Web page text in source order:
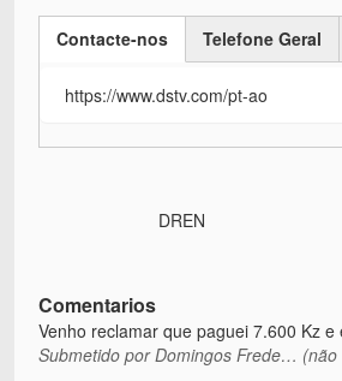
Contacte-nos
Telefone Geral
https://www.dstv.com/pt-ao
DREN
Comentarios
Venho reclamar que paguei 7.600 Kz
Submetido porDomingos Frede… (não